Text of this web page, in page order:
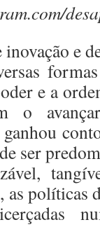
e
e a
o
ser
políticas